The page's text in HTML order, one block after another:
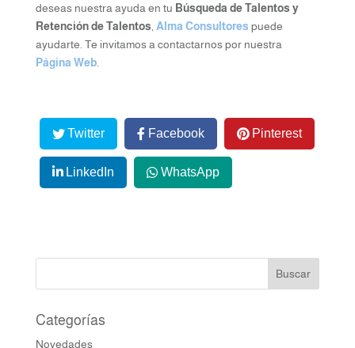
deseas nuestra ayuda en tu Búsqueda de Talentos y
Retención de Talentos Alma Consultores puede
ayudarte. Te invitamos a contactarnos por nuestra
Página Web.
Twitter Facebook Pinterest
LinkedIn WhatsApp
Categorías
Novedades